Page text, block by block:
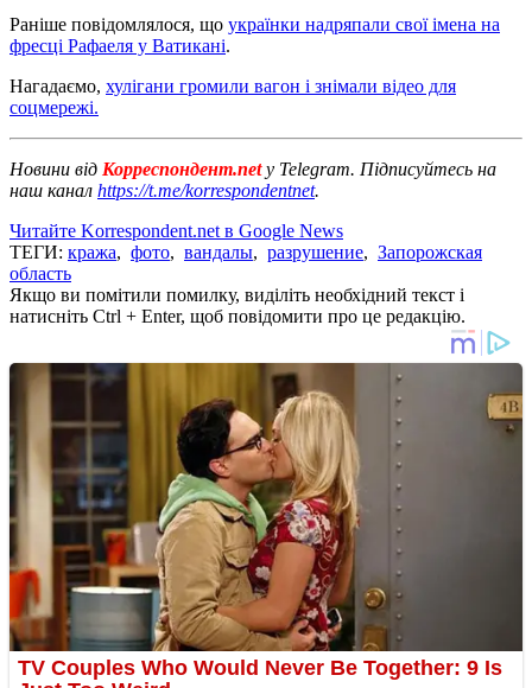
Раніше повідомлялося, що українки надряпали свої імена на
фресці Рафаеля у Ватикані.
Нагадаємо, хулігани громили вагон і знімали відео для
соцмережі.
Новини від Корреспондент.net у Telegram. Підписуйтесь на
наш канал https://t.me/korrespondentnet.
Читайте Korrespondent.net в Google News
ТЕГИ: кража, фото, вандалы, разрушение, Запорожская
область
Якщо ви помітили помилку, виділіть необхідний текст і
натисніть Ctrl + Enter, щоб повідомити про це редакцію.